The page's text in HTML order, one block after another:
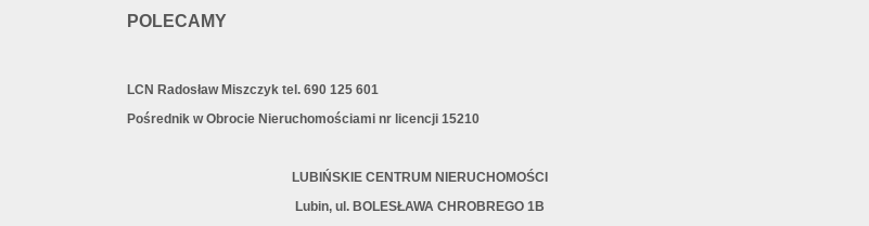
POLECAMY
LCN Radosław Miszczyk tel. 690 125 601
Pośrednik w Obrocie Nieruchomościami nr licencji 15210
LUBIŃSKIE CENTRUM NIERUCHOMOŚCI
Lubin, ul. BOLESŁAWA CHROBREGO 1B